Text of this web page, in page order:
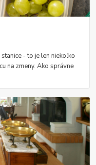
- to je len niekoľko
na zmeny. Ako správne